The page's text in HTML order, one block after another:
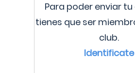
Para poder enviar
tienes que ser
club.
Identificate